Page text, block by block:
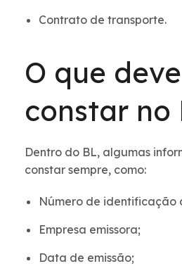
Contrato de transporte.
O que deve
constar no
Dentro do BL, algumas
constar sempre, como:
Número de identificação
Empresa emissora;
Data de emissão;